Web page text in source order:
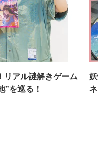
リアル謎解きゲーム
"を巡る！